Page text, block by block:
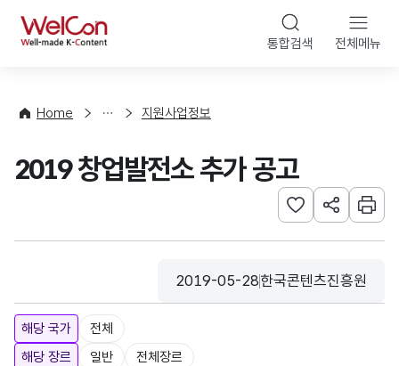
WelCon 통합검색 전체메뉴
Home
사
청
지원사업정보
2019 창업발전소 추가 공고
관심사 등록하기
URL 공유하
인쇄
등록일
2019-05-28
수집기관
한국콘텐츠진흥원
해당 국가
전체
해당 장르
일반 전체장르